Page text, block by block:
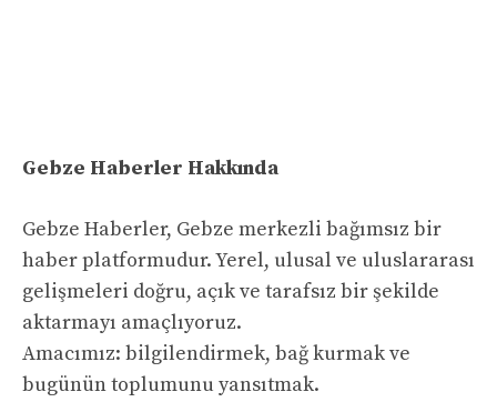
Gebze Haberler Hakkında
Gebze Haberler, Gebze merkezli bağımsız bir
haber platformudur. Yerel, ulusal ve uluslararası
gelişmeleri doğru, açık ve tarafsız bir şekilde
aktarmayı amaçlıyoruz.
Amacımız: bilgilendirmek, bağ kurmak ve
bugünün toplumunu yansıtmak.